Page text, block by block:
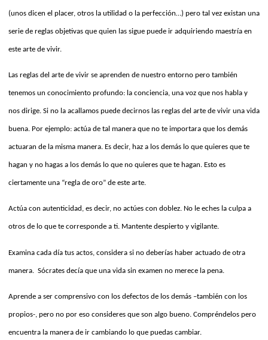
(unos dicen el placer, otros la utilidad o la perfección…) pero tal vez existan una
serie de reglas objetivas que quien las sigue puede ir adquiriendo maestría en
este arte de vivir.
Las reglas del arte de vivir se aprenden de nuestro entorno pero también
tenemos un conocimiento profundo: la conciencia, una voz que nos habla y
nos dirige. Si no la acallamos puede decirnos las reglas del arte de vivir una vida
buena. Por ejemplo: actúa de tal manera que no te importara que los demás
actuaran de la misma manera. Es decir, haz a los demás lo que quieres que te
hagan y no hagas a los demás lo que no quieres que te hagan. Esto es
ciertamente una “regla de oro” de este arte.
Actúa con autenticidad, es decir, no actúes con doblez. No le eches la culpa a
otros de lo que te corresponde a ti. Mantente despierto y vigilante.
Examina cada día tus actos, considera si no deberías haber actuado de otra
manera. Sócrates decía que una vida sin examen no merece la pena.
Aprende a ser comprensivo con los defectos de los demás –también con los
propios-, pero no por eso consideres que son algo bueno. Compréndelos pero
encuentra la manera de ir cambiando lo que puedas cambiar.